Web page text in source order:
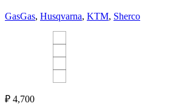
GasGas, Husqvarna, KTM, Sherco
₽ 4,700